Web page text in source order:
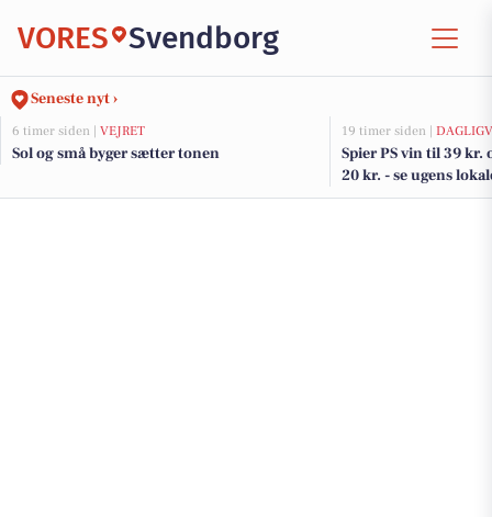
VORES Svendborg
Seneste nyt ›
6 timer siden | VEJRET
Sol og små byger sætter tonen
19 timer siden |
Spier PS vin til 39 kr.
20 kr. - se ugens